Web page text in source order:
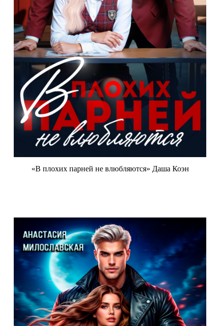
«В плохих парней не влюбляются» Даша Коэн